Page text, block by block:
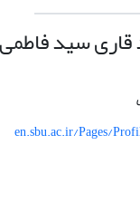
سید فاطمی
en.sbu.ac.ir/Pages/